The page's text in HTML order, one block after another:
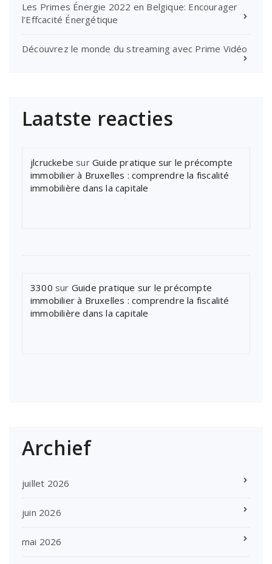
Les Primes Énergie 2022 en Belgique: Encourager
l’Effcacité Énergétique
Découvrez le monde du streaming avec Prime Vidéo
Laatste reacties
jlcruckebe sur Guide pratique sur le précompte
immobilier à Bruxelles : comprendre la fiscalité
immobilière dans la capitale
3300 sur Guide pratique sur le précompte
immobilier à Bruxelles : comprendre la fiscalité
immobilière dans la capitale
Archief
juillet 2026
juin 2026
mai 2026